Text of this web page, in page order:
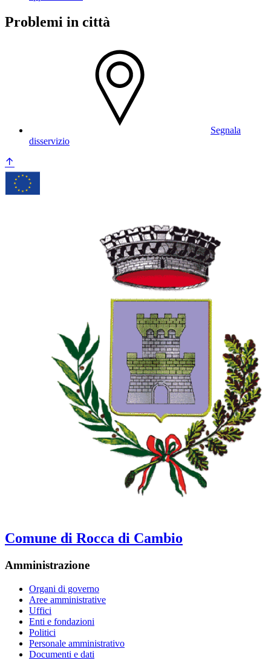
Problemi in città
Segnala
disservizio
Comune di Rocca di Cambio
Amministrazione
Organi di governo
Aree amministrative
Uffici
Enti e fondazioni
Politici
Personale amministrativo
Documenti e dati